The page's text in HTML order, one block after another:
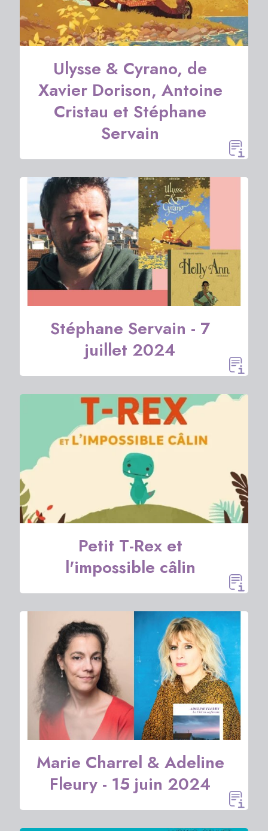
Ulysse & Cyrano, de
Xavier Dorison, Antoine
Cristau et Stéphane
Servain
Stéphane Servain - 7
juillet 2024
Petit T-Rex et
l'impossible câlin
Marie Charrel & Adeline
Fleury - 15 juin 2024